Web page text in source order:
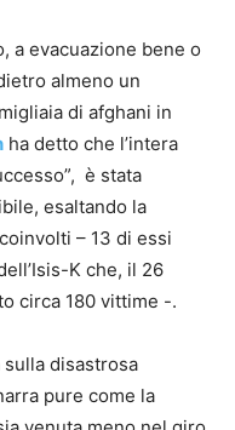
a evacuazione bene o
almeno un
di afghani in
ha detto che l’intera
è stata
esaltando la
– 13 di essi
K che, il 26
circa 180 vittime -.
disastrosa
pure come la